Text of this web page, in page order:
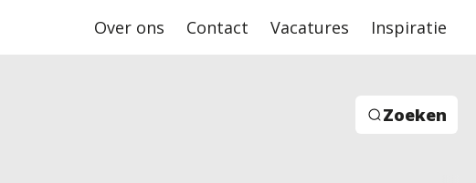
Over ons Contact Vacatures Inspiratie
Zoeken